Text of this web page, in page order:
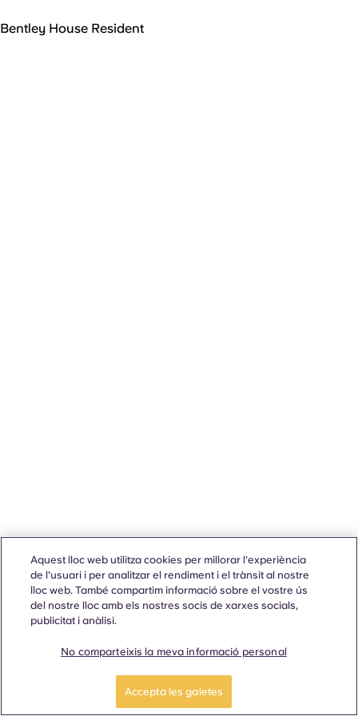
Bentley House Resident
Aquest lloc web utilitza cookies per millorar l'experiència
de l'usuari i per analitzar el rendiment i el trànsit al nostre
lloc web. També compartim informació sobre el vostre ús
del nostre lloc amb els nostres socis de xarxes socials,
publicitat i anàlisi.
No comparteixis la meva informació personal
Accepta les galetes